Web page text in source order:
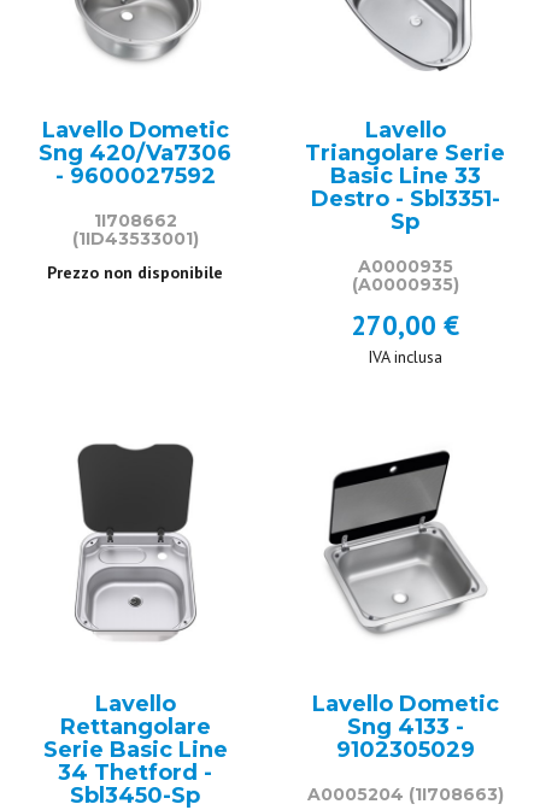
Lavello Dometic
Sng 420/Va7306
- 9600027592
1I708662
(1ID43533001)
Prezzo non disponibile
Lavello
Triangolare Serie
Basic Line 33
Destro - Sbl3351-
Sp
A0000935
(A0000935)
270,00 €
IVA inclusa
Lavello
Rettangolare
Serie Basic Line
34 Thetford -
Sbl3450-Sp
Lavello Dometic
Sng 4133 -
9102305029
A0005204 (1I708663)